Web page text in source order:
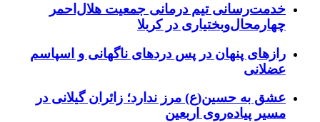
خدمت‌رسانی تیم درمانی جمعیت هلال‌احمر
چهارمحال‌وبختیاری در کربلا
رازهای پنهان در پس دردهای ناگهانی و اسپاسم
عضلانی
عشق به حسین(ع) مرز ندارد؛ زائران گیلانی در
مسیر پیاده‌روی اربعین